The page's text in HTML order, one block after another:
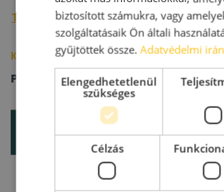
További raktárpiaci hírek »
Kapcsolódó épületek/cégek
Prologis
biztosított számukra, vagy
szolgáltatásaik Ön általi
gyűjtöttek össze.Adatvédelmi
Elengedhetetlenül
szükséges
Célzás